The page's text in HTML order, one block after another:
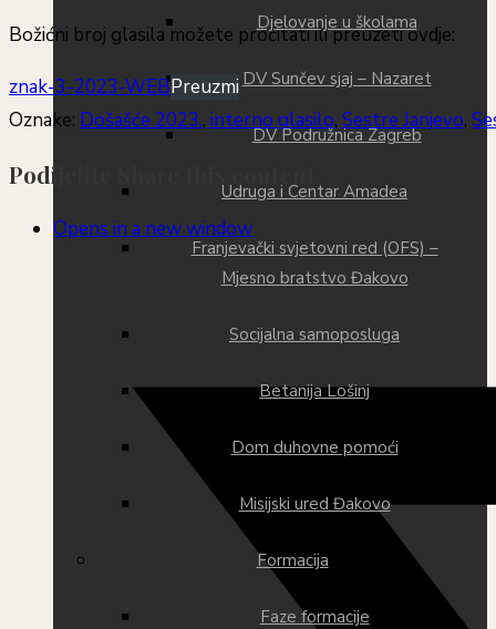
Djelovanje u školama
DV Sunčev sjaj – Nazaret
DV Podružnica Zagreb
Udruga i Centar Amadea
Franjevački svjetovni red (OFS) –
Mjesno bratstvo Đakovo
Socijalna samoposluga
Betanija Lošinj
Dom duhovne pomoći
Misijski ured Đakovo
Formacija
Faze formacije
Božićni broj glasila možete pročitati ili preuzeti ovdje:
znak-3-2023-WEBPreuzmi
Oznake: Došašće 2023., interno glasilo, Sestre Janjevo,
Podijelite
Opens in a new window